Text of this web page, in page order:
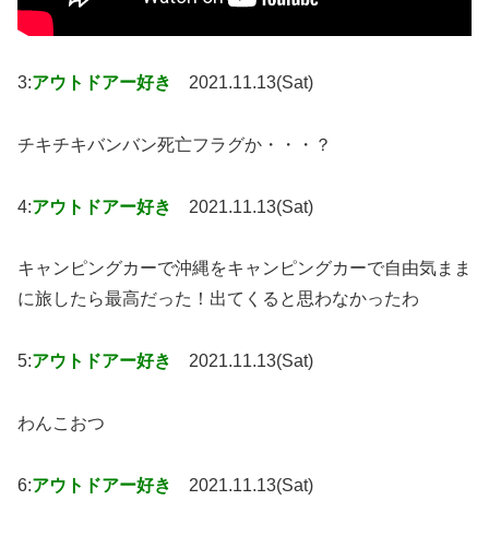
3:アウトドアー好き 2021.11.13(Sat)
チキチキバンバン死亡フラグか・・・？
4:アウトドアー好き 2021.11.13(Sat)
キャンピングカーで沖縄をキャンピングカーで自由気まま
に旅したら最高だった！出てくると思わなかったわ
5:アウトドアー好き 2021.11.13(Sat)
わんこおつ
6:アウトドアー好き 2021.11.13(Sat)